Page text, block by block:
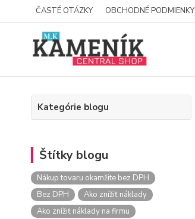
ČASTÉ OTÁZKY OBCHODNÉ PODMIENKY
Kategórie blogu
Štítky blogu
Nákup tovaru okamžite bez DPH
Bez DPH
Ako znížiť náklady
Ako znížiť náklady na firmu